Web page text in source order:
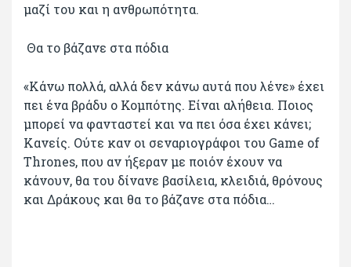
μαζί του και η ανθρωπότητα.
Θα το βάζανε στα πόδια
«Κάνω πολλά, αλλά δεν κάνω αυτά που λένε» έχει
πει ένα βράδυ ο Κομπότης. Είναι αλήθεια. Ποιος
μπορεί να φανταστεί και να πει όσα έχει κάνει;
Κανείς. Ούτε καν οι σεναριογράφοι του Game of
Thrones, που αν ήξεραν με ποιόν έχουν να
κάνουν, θα του δίνανε βασίλεια, κλειδιά, θρόνους
και Δράκους και θα το βάζανε στα πόδια…